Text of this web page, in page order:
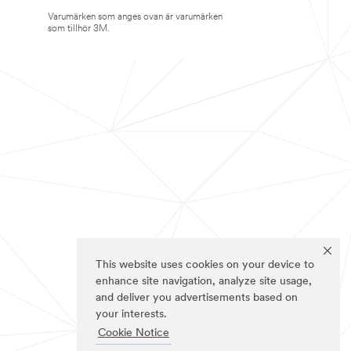
This website uses cookies on your device to
enhance site navigation, analyze site usage,
and deliver you advertisements based on
your interests.
Cookie Notice
Varumärken som anges ovan är varumärken
som tillhör 3M.